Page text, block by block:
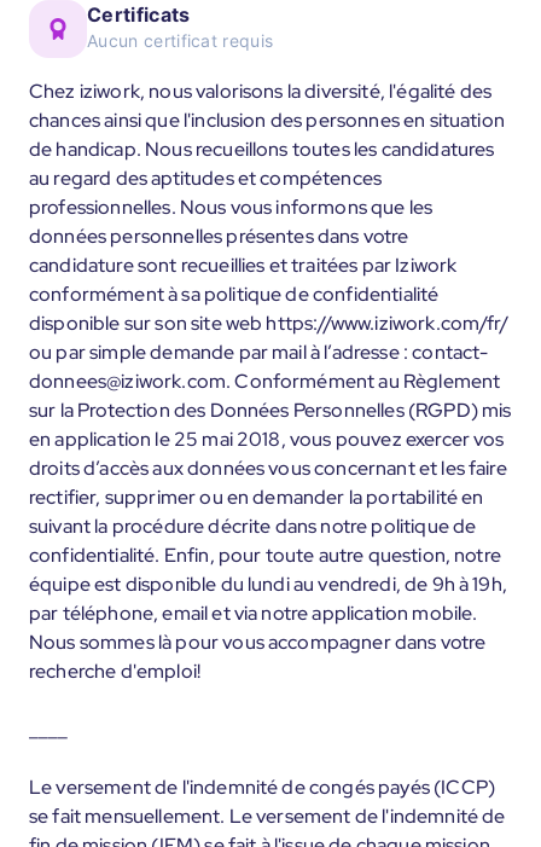
Certificats
Aucun certificat requis
Chez iziwork, nous valorisons la diversité, l'égalité des
chances ainsi que l'inclusion des personnes en situation
de handicap. Nous recueillons toutes les candidatures
au regard des aptitudes et compétences
professionnelles. Nous vous informons que les
données personnelles présentes dans votre
candidature sont recueillies et traitées par Iziwork
conformément à sa politique de confidentialité
disponible sur son site web https://www.iziwork.com/fr/
ou par simple demande par mail à l’adresse : contact-
donnees@iziwork.com. Conformément au Règlement
sur la Protection des Données Personnelles (RGPD) mis
en application le 25 mai 2018, vous pouvez exercer vos
droits d’accès aux données vous concernant et les faire
rectifier, supprimer ou en demander la portabilité en
suivant la procédure décrite dans notre politique de
confidentialité. Enfin, pour toute autre question, notre
équipe est disponible du lundi au vendredi, de 9h à 19h,
par téléphone, email et via notre application mobile.
Nous sommes là pour vous accompagner dans votre
recherche d'emploi!
Le versement de l'indemnité de congés payés (ICCP)
se fait mensuellement. Le versement de l'indemnité de